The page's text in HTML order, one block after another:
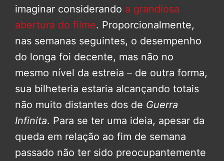
imaginar considerando a grandiosa
abertura do filme. Proporcionalmente,
nas semanas seguintes, o desempenho
do longa foi decente, mas não no
mesmo nível da estreia – de outra forma,
sua bilheteria estaria alcançando totais
não muito distantes dos de Guerra
Infinita. Para se ter uma ideia, apesar da
queda em relação ao fim de semana
passado não ter sido preocupantemente